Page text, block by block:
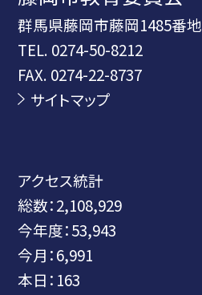
群馬県藤岡市藤岡1485番地
TEL. 0274-50-8212
FAX. 0274-22-8737
サイトマップ
アクセス統計
総数：2,108,929
今年度：53,943
今月：6,991
本日： 163